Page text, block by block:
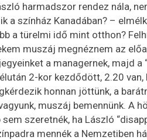
harmadszor rendez nála,
a színház Kanadában? –
a türelmi idő mint otthon?
muszáj megnéznem az
a managernek, majd a
2-kor kezdődött, 2.20
honnan jöttünk, a
muszáj bemennünk. A
szeretnék, ha László
mennék a Nemzetiben